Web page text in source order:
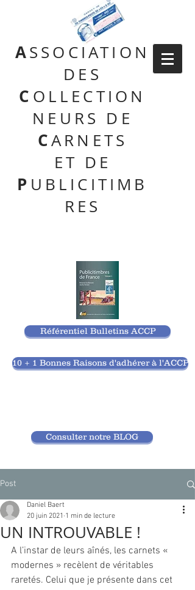
ASSOCIATION
DES
C OLLECTION
NEURS DE
CARNETS
ET DE
P UBLICITIMB
RES
Référentiel Bulletins ACCP
10 + 1 Bonnes Raisons d'adhérer à l'ACCP
Consulter notre BLOG
Post
UN INTROUVABLE !
Daniel Baert
20 juin 2021 1 min de lecture
A l’instar de leurs aînés, les carnets «
modernes » recèlent de véritables
raretés. Celui que je présente dans cet